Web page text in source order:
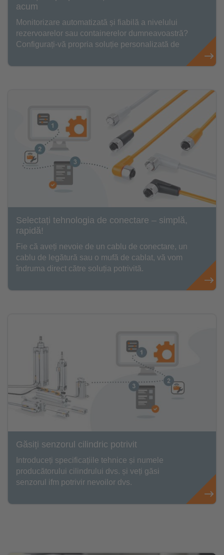
acum
Monitorizare automatizată și fiabilă a nivelului
rezervoarelor sau containerelor dumneavoastră?
Configurați-vă propria soluție personalizată de
Selectați tehnologia de conectare – simplă,
rapidă!
Fie că aveți nevoie de un cablu de conectare, un
cablu de legătură sau o mufă de cablat, vă vom
îndruma direct către soluția potrivită.
Găsiți senzorul cilindric potrivit
Introduceți specificațiile tehnice și numele
producătorului cilindrului dvs. și veți găsi
senzorul ifm potrivir nevoilor dvs.